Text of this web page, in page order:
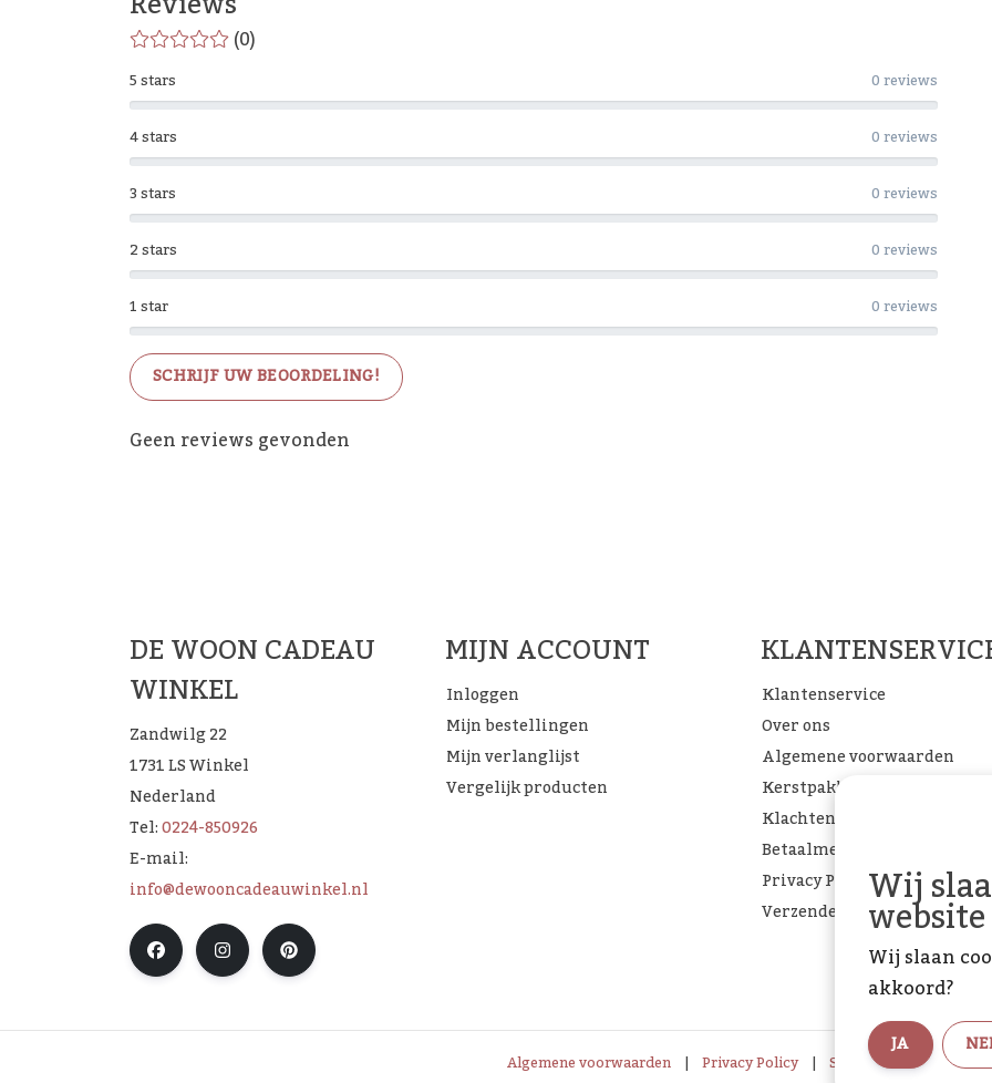
(0)
1 star 0 reviews
2 stars 0 reviews
3 stars 0 reviews
4 stars 0 reviews
5 stars 0 reviews
SCHRIJF UW BEOORDELING!
Geen reviews gevonden
DE WOON CADEAU
WINKEL
Zandwilg 22
1731 LS Winkel
Nederland
Tel:0224-850926
E-mail:
info@dewooncadeauwinkel.nl
MIJN ACCOUNT
Inloggen
Mijn bestellingen
Mijn verlanglijst
Vergelijk producten
Klantenservice
Over ons
Algemene voorwaarden
Kerstpakketten
Klachtenpagina
Betaalmethoden
Privacy Policy
Verzenden & retourneren
Algemene voorwaarden | Privacy Policy | Sitemap | RSS Feed
Wij
Wij slaan
akkoord?
JA